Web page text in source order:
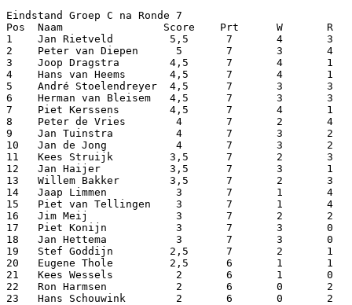
Eindstand Groep C na Ronde 7
Pos  Naam                Score    Prt      W       R
1    Jan Rietveld         5,5      7       4       3
2    Peter van Diepen      5       7       3       4
3    Joop Dragstra        4,5      7       4       1
4    Hans van Heems       4,5      7       4       1
5    André Stoelendreyer  4,5      7       3       3
6    Herman van Bleisem   4,5      7       3       3
7    Piet Kerssens        4,5      7       4       1
8    Peter de Vries        4       7       2       4
9    Jan Tuinstra          4       7       3       2
10   Jan de Jong           4       7       3       2
11   Kees Struijk         3,5      7       2       3
12   Jan Haijer           3,5      7       3       1
13   Willem Bakker        3,5      7       2       3
14   Jaap Limmen           3       7       1       4
15   Piet van Tellingen    3       7       1       4
16   Jim Meij              3       7       2       2
17   Piet Konijn           3       7       3       0
18   Jan Hettema           3       7       3       0
19   Stef Goddijn         2,5      7       2       1
20   Eugene Thole         2,5      6       1       1
21   Kees Wessels          2       6       1       0
22   Ron Harmsen           2       6       0       2
23   Hans Schouwink        2       6       0       2